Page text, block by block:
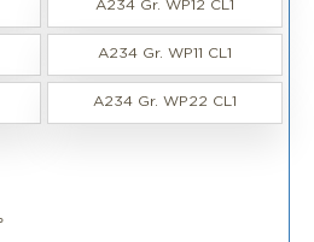
A234 Gr. WP12 CL1
A234 Gr. WP11 CL1
A234 Gr. WP22 CL1